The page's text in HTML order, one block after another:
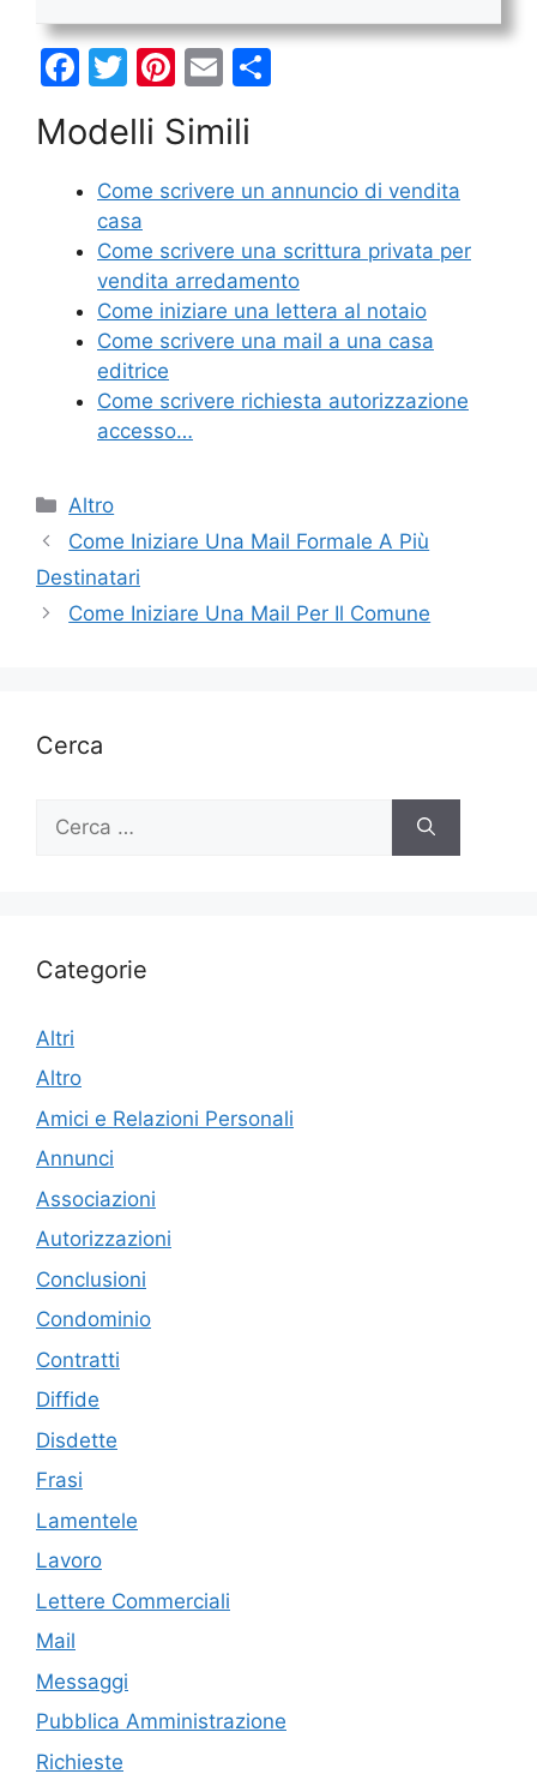
F
c
e
b
o
o
k
T
itt
er
Pi
er
e
E
ai
l
di
di
Modelli Simili
Come scrivere un annuncio di vendita
casa
Come scrivere una scrittura privata per
vendita arredamento
Come iniziare una lettera al notaio
Come scrivere una mail a una casa
editrice
Come scrivere richiesta autorizzazione
accesso…
Categorie
Altro
Come Iniziare Una Mail Formale A Più
Destinatari
Come Iniziare Una Mail Per Il Comune
Cerca
per:
Categorie
Altri
Altro
Amici e Relazioni Personali
Annunci
Associazioni
Autorizzazioni
Conclusioni
Condominio
Contratti
Diffide
Disdette
Frasi
Lamentele
Lavoro
Lettere Commerciali
Mail
Messaggi
Pubblica Amministrazione
Richieste